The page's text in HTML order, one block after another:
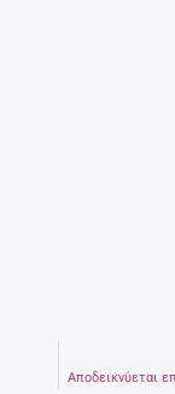
Αποδεικνύεται